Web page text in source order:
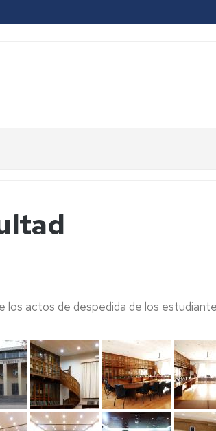
los actos de despedida de los